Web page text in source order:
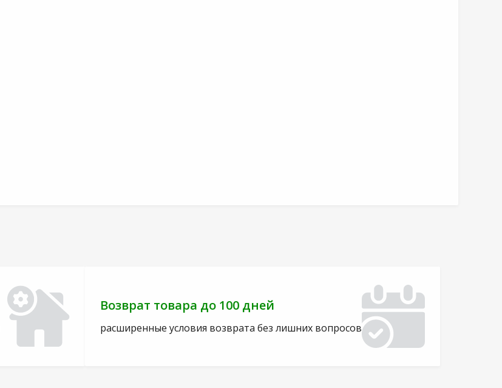
Возврат товара до 100 дней
расширенные условия возврата без лишних вопросов